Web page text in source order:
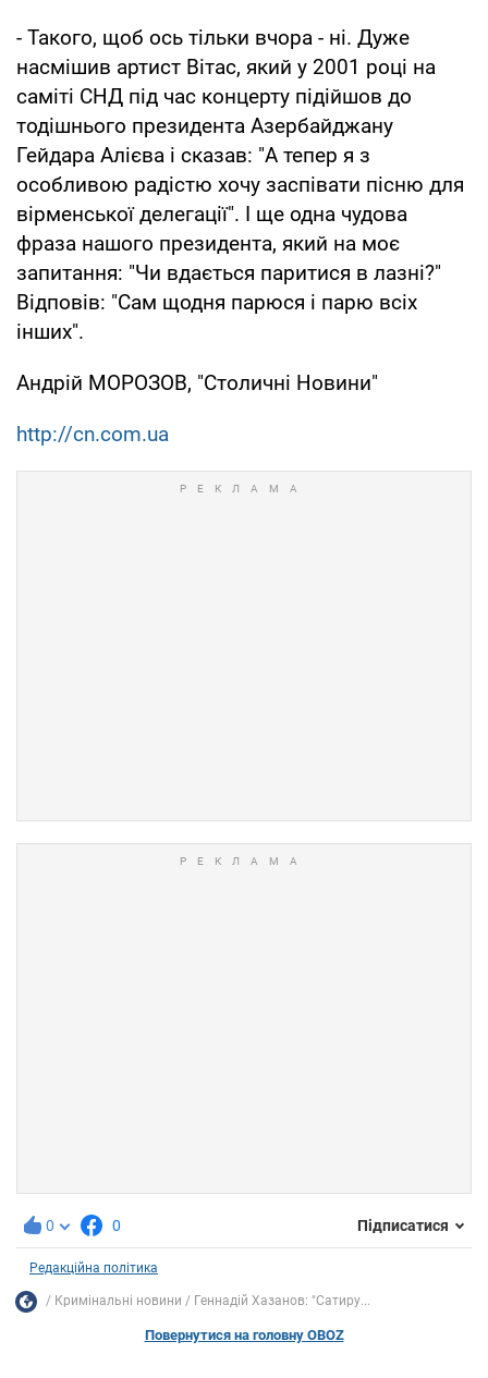
- Такого, щоб ось тільки вчора - ні. Дуже
насмішив артист Вітас, який у 2001 році на
саміті СНД під час концерту підійшов до
тодішнього президента Азербайджану
Гейдара Алієва і сказав: "А тепер я з
особливою радістю хочу заспівати пісню для
вірменської делегації". І ще одна чудова
фраза нашого президента, який на моє
запитання: "Чи вдається паритися в лазні?"
Відповів: "Сам щодня парюся і парю всіх
інших".
Андрій МОРОЗОВ, "Столичні Новини"
http://cn.com.ua
0 0 Підписатися
Редакційна політика
Кримінальні новини Геннадій Хазанов: "Сатиру...
Повернутися на головну OBOZ